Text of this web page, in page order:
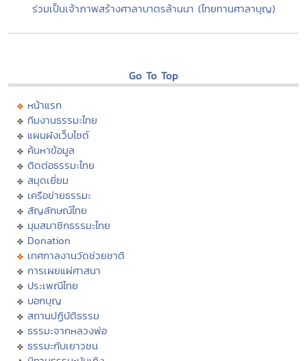
ร่วมเป็นเจ้าภาพสร้างศาลาบาตรล้านนา (ไทยทานศาลาบุญ)
Go To Top
หน้าแรก
ทีมงานธรรมะไทย
แผนผังเว็บไซต์
ค้นหาข้อมูล
ติดต่อธรรมะไทย
สมุดเยี่ยม
เครือข่ายธรรมะ
สัญลักษณ์ไทย
มุมสมาชิกธรรมะไทย
Donation
เทศกาลงานวัดช่วยชาติ
การเผยแผ่ศาสนา
ประเพณีไทย
บอกบุญ
สถานปฏิบัติธรรม
ธรรมะจากหลวงพ่อ
ธรรมะกับเยาวชน